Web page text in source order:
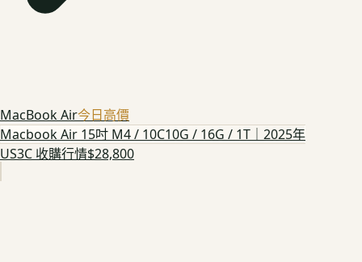
MacBook Air今日高價
Macbook Air 15吋 M4 / 10C10G / 16G / 1T｜2025年
US3C 收購行情$28,800